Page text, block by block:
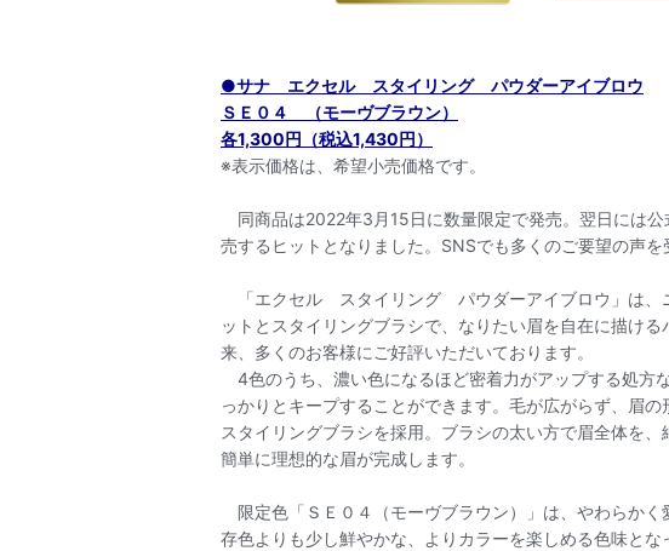
●サナ エクセル スタイリング パウダーアイブロウ
ＳＥ０４ （モーヴブラウン）
各1,300円（税込1,430円）
※表示価格は、希望小売価格です。
同商品は2022年3月15日に数量限定で発売。翌日には
売するヒットとなりました。SNSでも多くのご要望の声を
「エクセル スタイリング パウダーアイブロウ」は、
ットとスタイリングブラシで、なりたい眉を自在に描け
来、多くのお客様にご好評いただいております。
4色のうち、濃い色になるほど密着力がアップする処方
っかりとキープすることができます。毛が広がらず、眉
スタイリングブラシを採用。ブラシの太い方で眉全体を
簡単に理想的な眉が完成します。
限定色「ＳＥ０４（モーヴブラウン）」は、やわらか
存色よりも少し鮮やかな、よりカラーを楽しめる色味と